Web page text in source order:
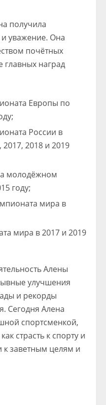
получила
уважение. Она
почётных
главных наград
Европы по
России в
2018 и 2019
молодёжном
году;
мира в
мира в 2017 и 2019
Алены
улучшения
и рекорды
Сегодня Алена
спортсменкой,
страсть к спорту и
к заветным целям и